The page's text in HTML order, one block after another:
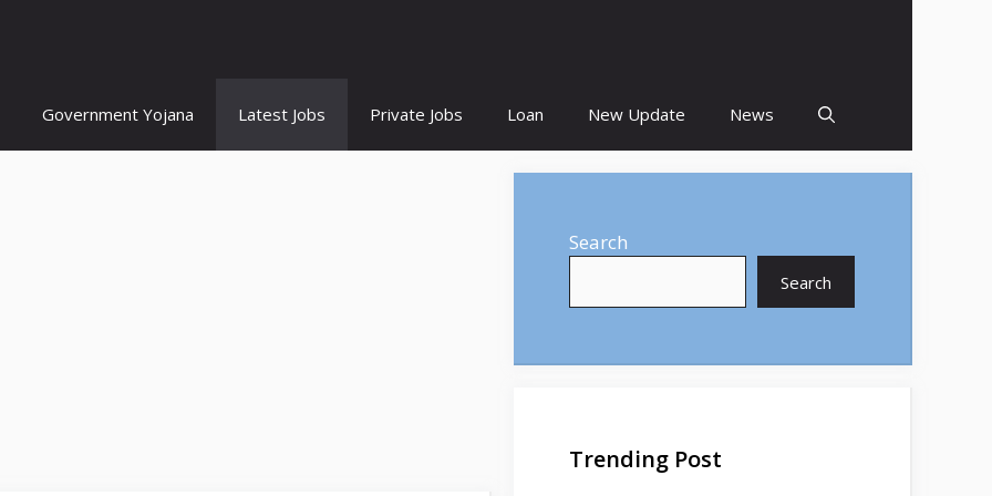
Government Yojana Latest Jobs Private Jobs Loan New Update News
Search
Search
Trending Post